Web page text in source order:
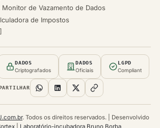
de Vazamento de Dados
de Impostos
DADOS
Criptografados
DADOS
Oficiais
LGPD
Compliant
. Todos os direitos reservados. | Desenvolvido
| Laboratório-incubadora Bruno Borba